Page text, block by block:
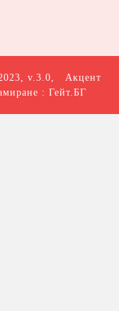
v.3.0, Акцент
: Гейт.БГ